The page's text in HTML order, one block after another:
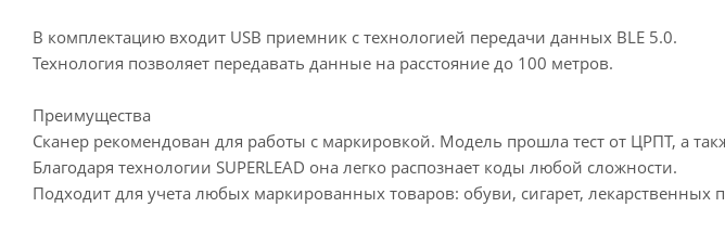
В комплектацию входит USB приемник с технологией передачи данных BLE 5.0.
Технология позволяет передавать данные на расстояние до 100 метров.
Преимущества
Сканер рекомендован для работы с маркировкой. Модель прошла тест от ЦРПТ, а
Благодаря технологии SUPERLEAD она легко распознает коды любой сложности.
Подходит для учета любых маркированных товаров: обуви, сигарет, лекарственных